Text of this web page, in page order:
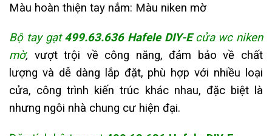
Màu hoàn thiện tay nắm: Màu niken mờ
Bộ tay gạt499.63.636 Hafele DIY-Ecửa wc niken
mờ, vượt trội về công năng, đảm bảo về chất
lượng và dễ dàng lắp đặt, phù hợp với nhiều loại
cửa, công trình kiến trúc khác nhau, đặc biệt là
nhưng ngôi nhà chung cư hiện đại.